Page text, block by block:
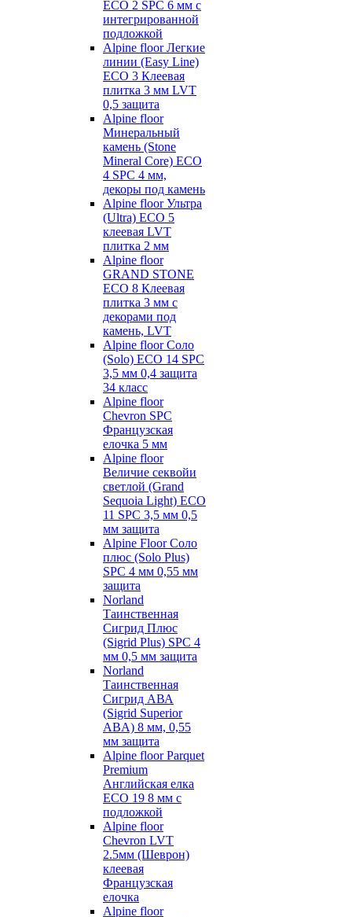
ECO 2 SPC 6 мм с
интегрированной
подложкой
Alpine floor Легкие
линии (Easy Line)
ECO 3 Клеевая
плитка 3 мм LVT
0,5 защита
Alpine floor
Минеральный
камень (Stone
Mineral Core) ECO
4 SPC 4 мм,
декоры под камень
Alpine floor Ультра
(Ultra) ECO 5
клеевая LVT
плитка 2 мм
Alpine floor
GRAND STONE
ECO 8 Клеевая
плитка 3 мм с
декорами под
камень, LVT
Alpine floor Соло
(Solo) ECO 14 SPC
3,5 мм 0,4 защита
34 класс
Alpine floor
Chevron SPC
Французская
елочка 5 мм
Alpine floor
Величие секвойи
светлой (Grand
Sequoia Light) ECO
11 SPC 3,5 мм 0,5
мм защита
Alpine Floor Соло
плюс (Solo Plus)
SPC 4 мм 0,55 мм
защита
Norland
Таинственная
Сигрид Плюс
(Sigrid Plus) SPC 4
мм 0,5 мм защита
Norland
Таинственная
Сигрид АВА
(Sigrid Superior
ABA) 8 мм, 0,55
мм защита
Alpine floor Parquet
Premium
Английская елка
ECO 19 8 мм с
подложкой
Alpine floor
Chevron LVT
2.5мм (Шеврон)
клеевая
Французская
елочка
Alpine floor